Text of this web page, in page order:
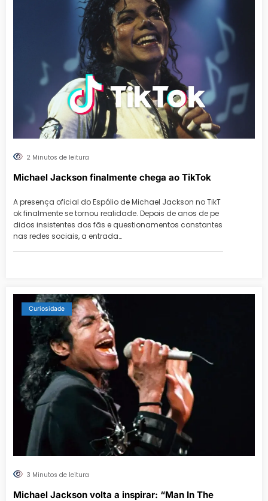
2 Minutos de leitura
Michael Jackson finalmente chega ao TikTok
A presença oficial do Espólio de Michael Jackson no TikT
ok finalmente se tornou realidade. Depois de anos de pe
didos insistentes dos fãs e questionamentos constantes
nas redes sociais, a entrada…
Curiosidade
3 Minutos de leitura
Michael Jackson volta a inspirar: “Man In The